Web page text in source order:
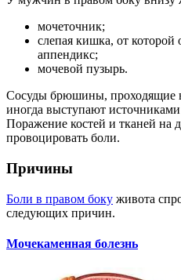
мочеточник;
слепая кишка, от
аппендикс;
мочевой пузырь.
Сосуды брюшины, проходящие
иногда выступают
Поражение костей и тканей на
провоцировать боли.
Причины
Боли в правом боку живота
следующих причин.
Мочекаменная болезнь